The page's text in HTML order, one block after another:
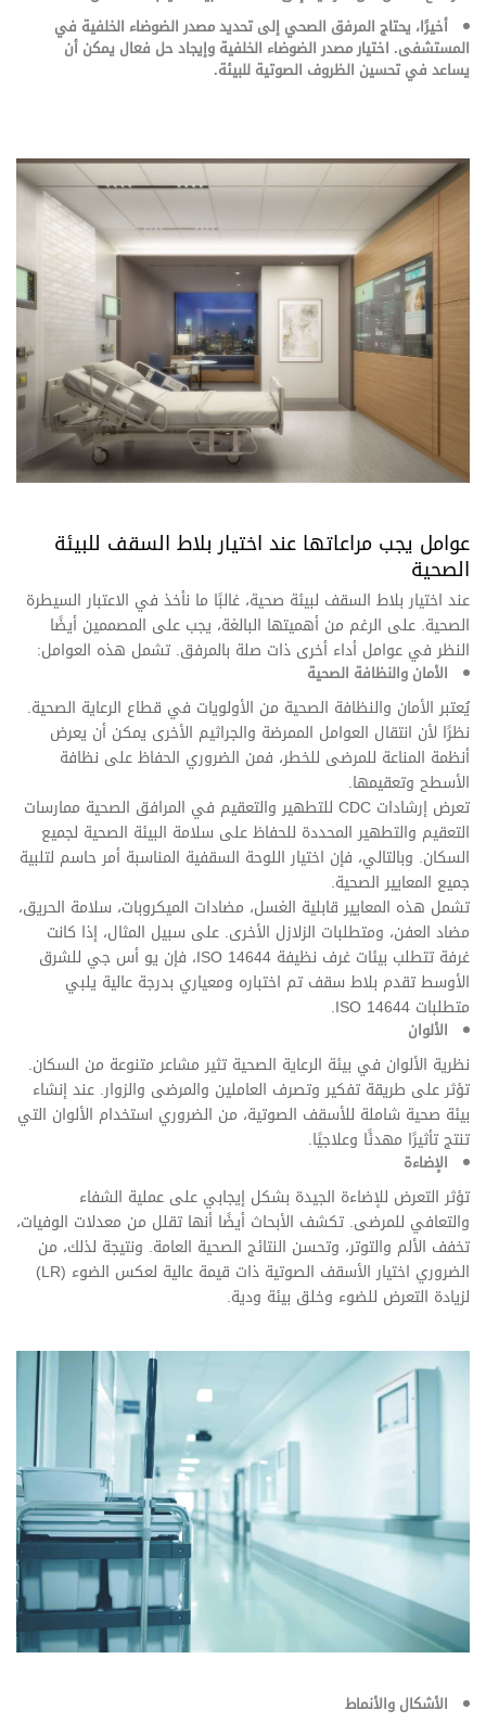
أخيرًا، يحتاج المرفق الصحي إلى تحديد مصدر الضوضاء الخلفية في
المستشفى. اختيار مصدر الضوضاء الخلفية وإيجاد حل فعال يمكن أن
يساعد في تحسين الظروف الصوتية للبيئة.
عوامل يجب مراعاتها عند اختيار بلاط السقف للبيئة
الصحية
عند اختيار بلاط السقف لبيئة صحية، غالبًا ما نأخذ في الاعتبار السيطرة
الصحية. على الرغم من أهميتها البالغة، يجب على المصممين أيضًا
النظر في عوامل أداء أخرى ذات صلة بالمرفق. تشمل هذه العوامل:
الأمان والنظافة الصحية
يُعتبر الأمان والنظافة الصحية من الأولويات في قطاع الرعاية الصحية.
نظرًا لأن انتقال العوامل الممرضة والجراثيم الأخرى يمكن أن يعرض
أنظمة المناعة للمرضى للخطر، فمن الضروري الحفاظ على نظافة
الأسطح وتعقيمها.
تعرض إرشادات CDC للتطهير والتعقيم في المرافق الصحية ممارسات
التعقيم والتطهير المحددة للحفاظ على سلامة البيئة الصحية لجميع
السكان. وبالتالي، فإن اختيار اللوحة السقفية المناسبة أمر حاسم لتلبية
جميع المعايير الصحية.
تشمل هذه المعايير قابلية الغسل، مضادات الميكروبات، سلامة الحريق،
مضاد العفن، ومتطلبات الزلازل الأخرى. على سبيل المثال، إذا كانت
غرفة تتطلب بيئات غرف نظيفة ISO 14644، فإن يو أس جي للشرق
الأوسط تقدم بلاط سقف تم اختباره ومعياري بدرجة عالية يلبي
متطلبات ISO 14644.
الألوان
نظرية الألوان في بيئة الرعاية الصحية تثير مشاعر متنوعة من السكان.
تؤثر على طريقة تفكير وتصرف العاملين والمرضى والزوار. عند إنشاء
بيئة صحية شاملة للأسقف الصوتية، من الضروري استخدام الألوان التي
تنتج تأثيرًا مهدئًا وعلاجيًا.
الإضاءة
تؤثر التعرض للإضاءة الجيدة بشكل إيجابي على عملية الشفاء
والتعافي للمرضى. تكشف الأبحاث أيضًا أنها تقلل من معدلات الوفيات،
تخفف الألم والتوتر، وتحسن النتائج الصحية العامة. ونتيجة لذلك، من
الضروري اختيار الأسقف الصوتية ذات قيمة عالية لعكس الضوء (LR)
لزيادة التعرض للضوء وخلق بيئة ودية.
الأشكال والأنماط